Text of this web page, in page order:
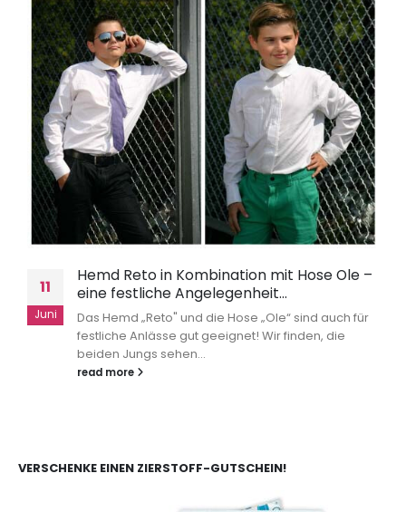
11
Juni
Hemd Reto in Kombination mit Hose Ole –
eine festliche Angelegenheit…
Das Hemd „Reto" und die Hose „Ole“ sind auch für
festliche Anlässe gut geeignet! Wir finden, die
beiden Jungs sehen...
read more
VERSCHENKE EINEN ZIERSTOFF-GUTSCHEIN!